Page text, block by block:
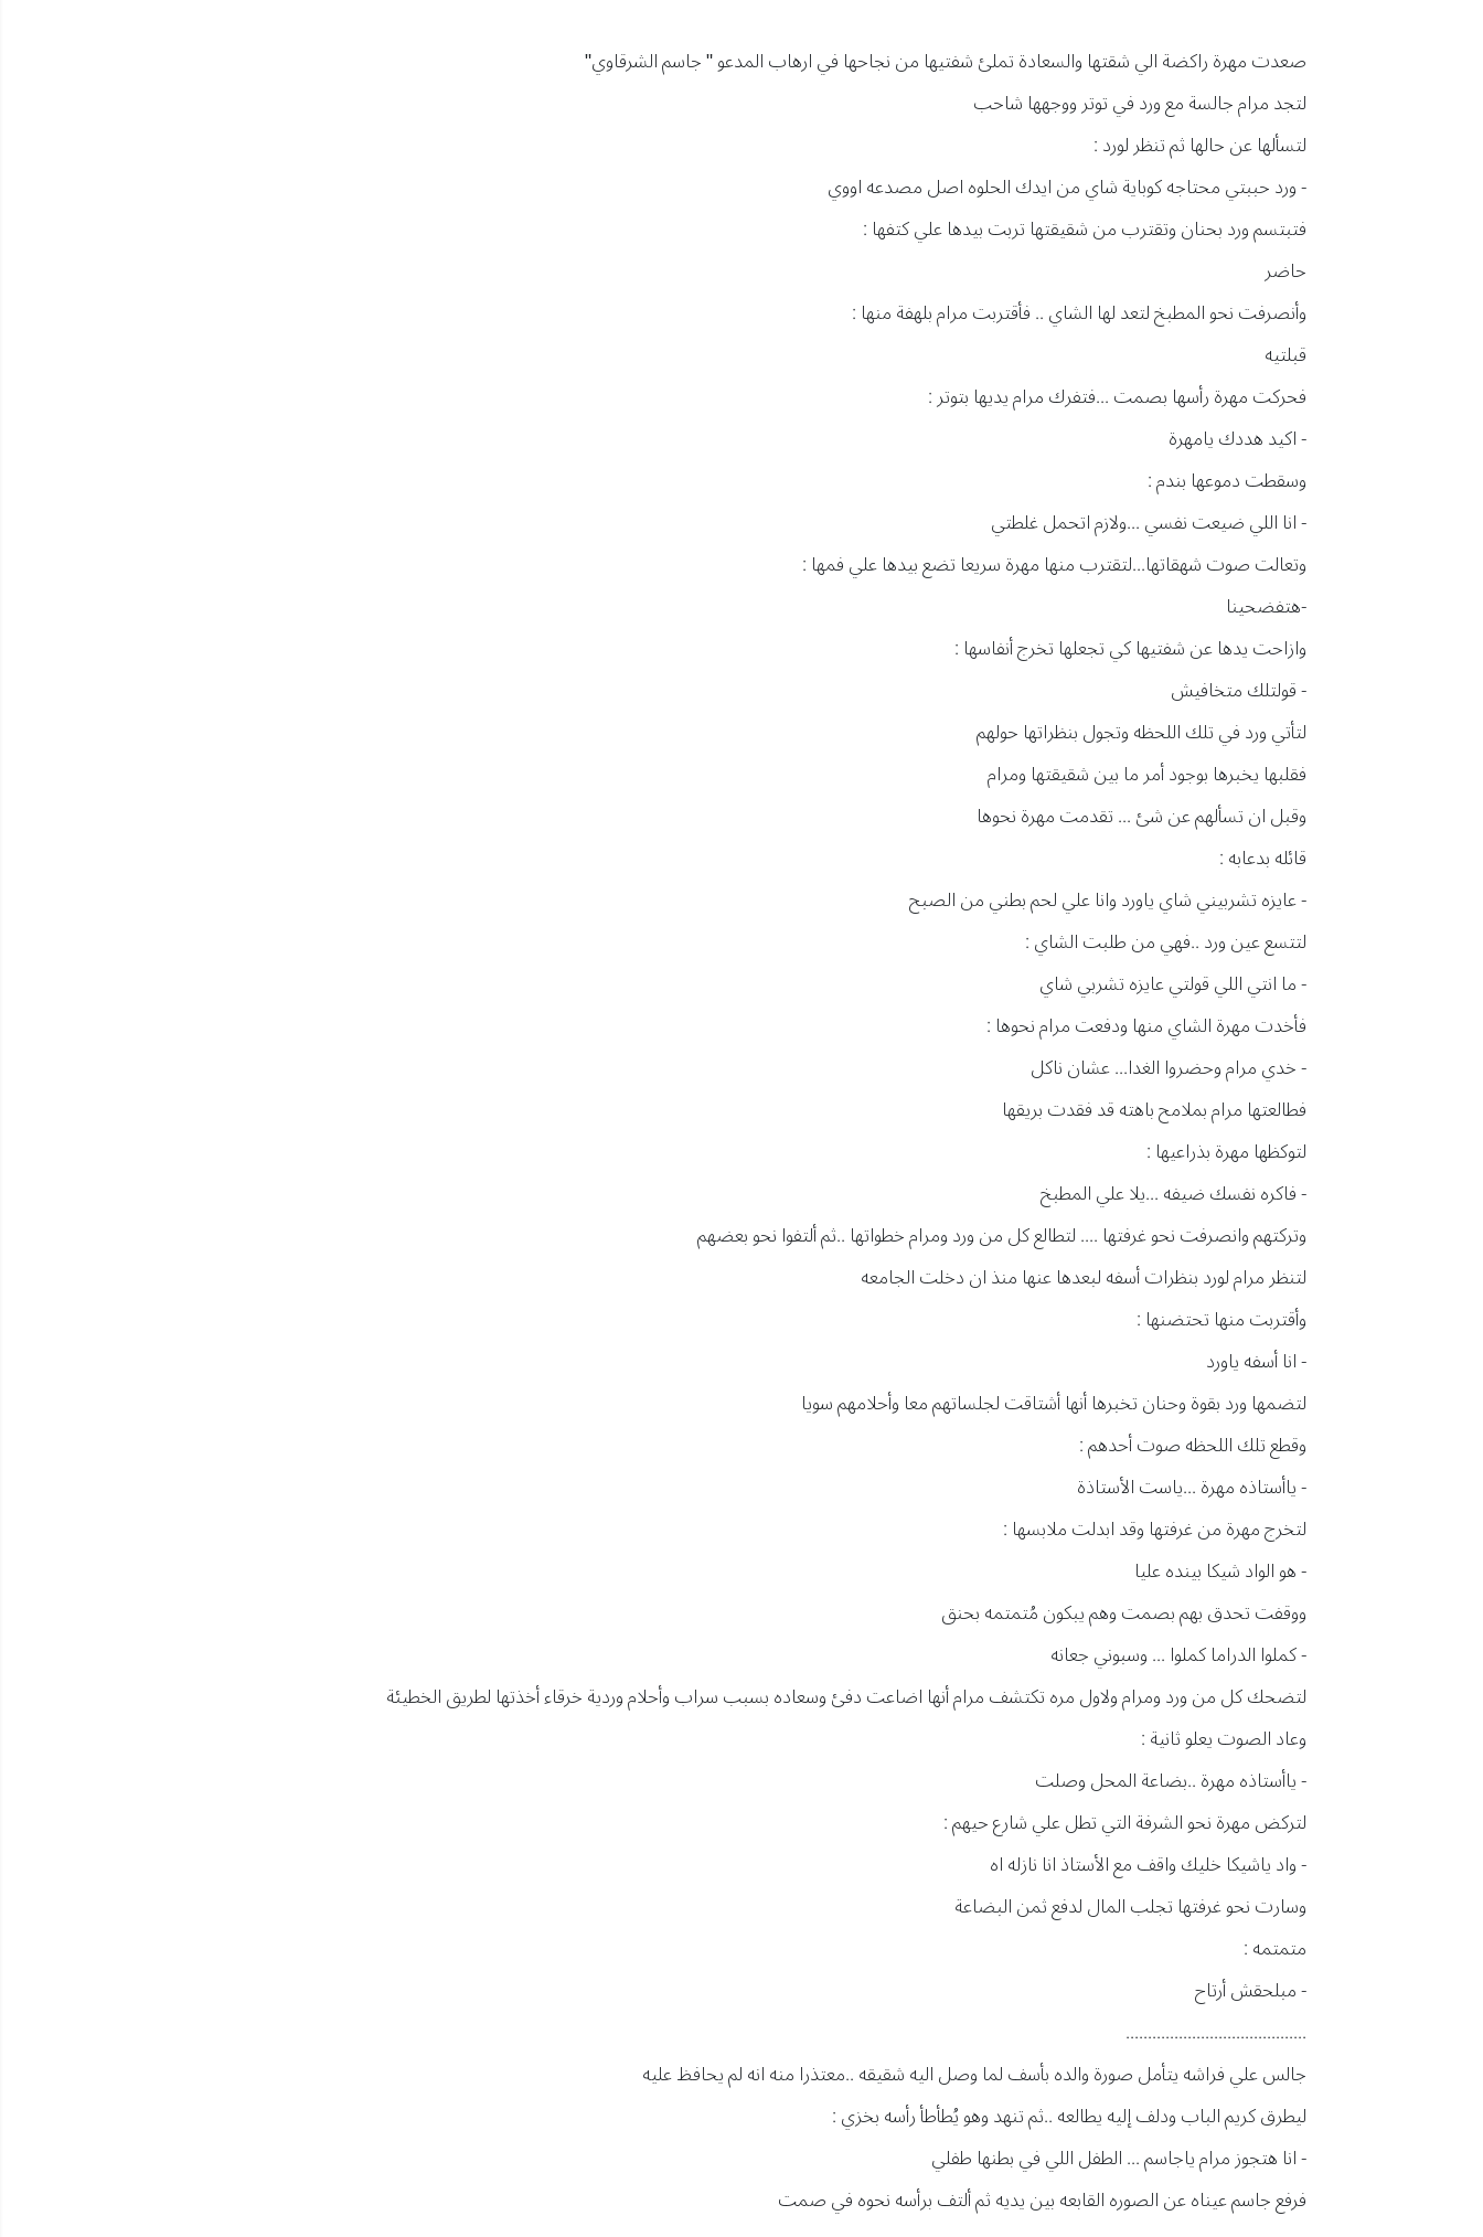
صعدت مهرة راكضة الي شقتها والسعادة تملئ شفتيها من نجاحها في ارهاب المدعو " جاسم الشرقاوي"
لتجد مرام جالسة مع ورد في توتر ووجهها شاحب
لتسألها عن حالها ثم تنظر لورد :
- ورد حببتي محتاجه كوباية شاي من ايدك الحلوه اصل مصدعه اووي
فتبتسم ورد بحنان وتقترب من شقيقتها تربت بيدها علي كتفها :
حاضر
وأنصرفت نحو المطبخ لتعد لها الشاي .. فأقتربت مرام بلهفة منها :
قبلتيه
فحركت مهرة رأسها بصمت ...فتفرك مرام يديها بتوتر :
- اكيد هددك يامهرة
وسقطت دموعها بندم :
- انا اللي ضيعت نفسي ...ولازم اتحمل غلطتي
وتعالت صوت شهقاتها...لتقترب منها مهرة سريعا تضع بيدها علي فمها :
-هتفضحينا
وازاحت يدها عن شفتيها كي تجعلها تخرج أنفاسها :
- قولتلك متخافيش
لتأتي ورد في تلك اللحظه وتجول بنظراتها حولهم
فقلبها يخبرها بوجود أمر ما بين شقيقتها ومرام
وقبل ان تسألهم عن شئ ... تقدمت مهرة نحوها
قائله بدعابه :
- عايزه تشربيني شاي ياورد وانا علي لحم بطني من الصبح
لتتسع عين ورد ..فهي من طلبت الشاي :
- ما انتي اللي قولتي عايزه تشربي شاي
فأخدت مهرة الشاي منها ودفعت مرام نحوها :
- خدي مرام وحضروا الغدا... عشان ناكل
فطالعتها مرام بملامح باهته قد فقدت بريقها
لتوكظها مهرة بذراعيها :
- فاكره نفسك ضيفه ...يلا علي المطبخ
وتركتهم وانصرفت نحو غرفتها .... لتطالع كل من ورد ومرام خطواتها ..ثم ألتفوا نحو بعضهم
لتنظر مرام لورد بنظرات أسفه لبعدها عنها منذ ان دخلت الجامعه
وأقتربت منها تحتضنها :
- انا أسفه ياورد
لتضمها ورد بقوة وحنان تخبرها أنها أشتاقت لجلساتهم معا وأحلامهم سويا
وقطع تلك اللحظه صوت أحدهم :
- ياأستاذه مهرة ...ياست الأستاذة
لتخرج مهرة من غرفتها وقد ابدلت ملابسها :
- هو الواد شيكا بينده عليا
ووقفت تحدق بهم بصمت وهم يبكون مُتمتمه بحنق
- كملوا الدراما كملوا ... وسبوني جعانه
لتضحك كل من ورد ومرام ولاول مره تكتشف مرام أنها اضاعت دفئ وسعاده بسبب سراب وأحلام وردية خرقاء أخذتها لطريق الخطيئة
وعاد الصوت يعلو ثانية :
- ياأستاذه مهرة ..بضاعة المحل وصلت
لتركض مهرة نحو الشرفة التي تطل علي شارع حيهم :
- واد ياشيكا خليك واقف مع الأستاذ انا نازله اه
وسارت نحو غرفتها تجلب المال لدفع ثمن البضاعة
متمتمه :
- مبلحقش أرتاح
.........................................
جالس علي فراشه يتأمل صورة والده بأسف لما وصل اليه شقيقه ..معتذرا منه انه لم يحافظ عليه
ليطرق كريم الباب ودلف إليه يطالعه ..ثم تنهد وهو يُطأطأ رأسه بخزي :
- انا هتجوز مرام ياجاسم ... الطفل اللي في بطنها طفلي
فرفع جاسم عيناه عن الصوره القابعه بين يديه ثم ألتف برأسه نحوه في صمت